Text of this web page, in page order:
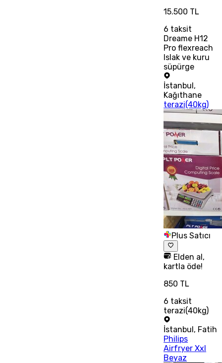
15.500 TL
6 taksit
Dreame H12
Pro flexreach
Islak ve kuru
süpürge
İstanbul ,
Kağıthane
terazi(40kg)
Plus Satıcı
Elden al,
kartla öde!
850 TL
6 taksit
terazi(40kg)
İstanbul, Fatih
Philips
Airfryer Xxl
Beyaz